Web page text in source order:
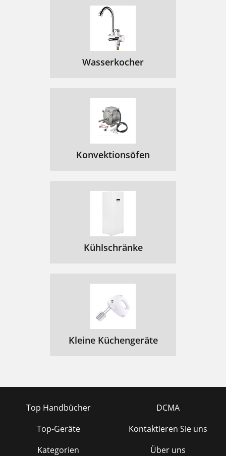
Wasserkocher
Konvektionsöfen
Kühlschränke
Kleine Küchengeräte
Top Handbücher
Top-Geräte
Kategorien
DCMA
Kontaktieren Sie uns
Über uns